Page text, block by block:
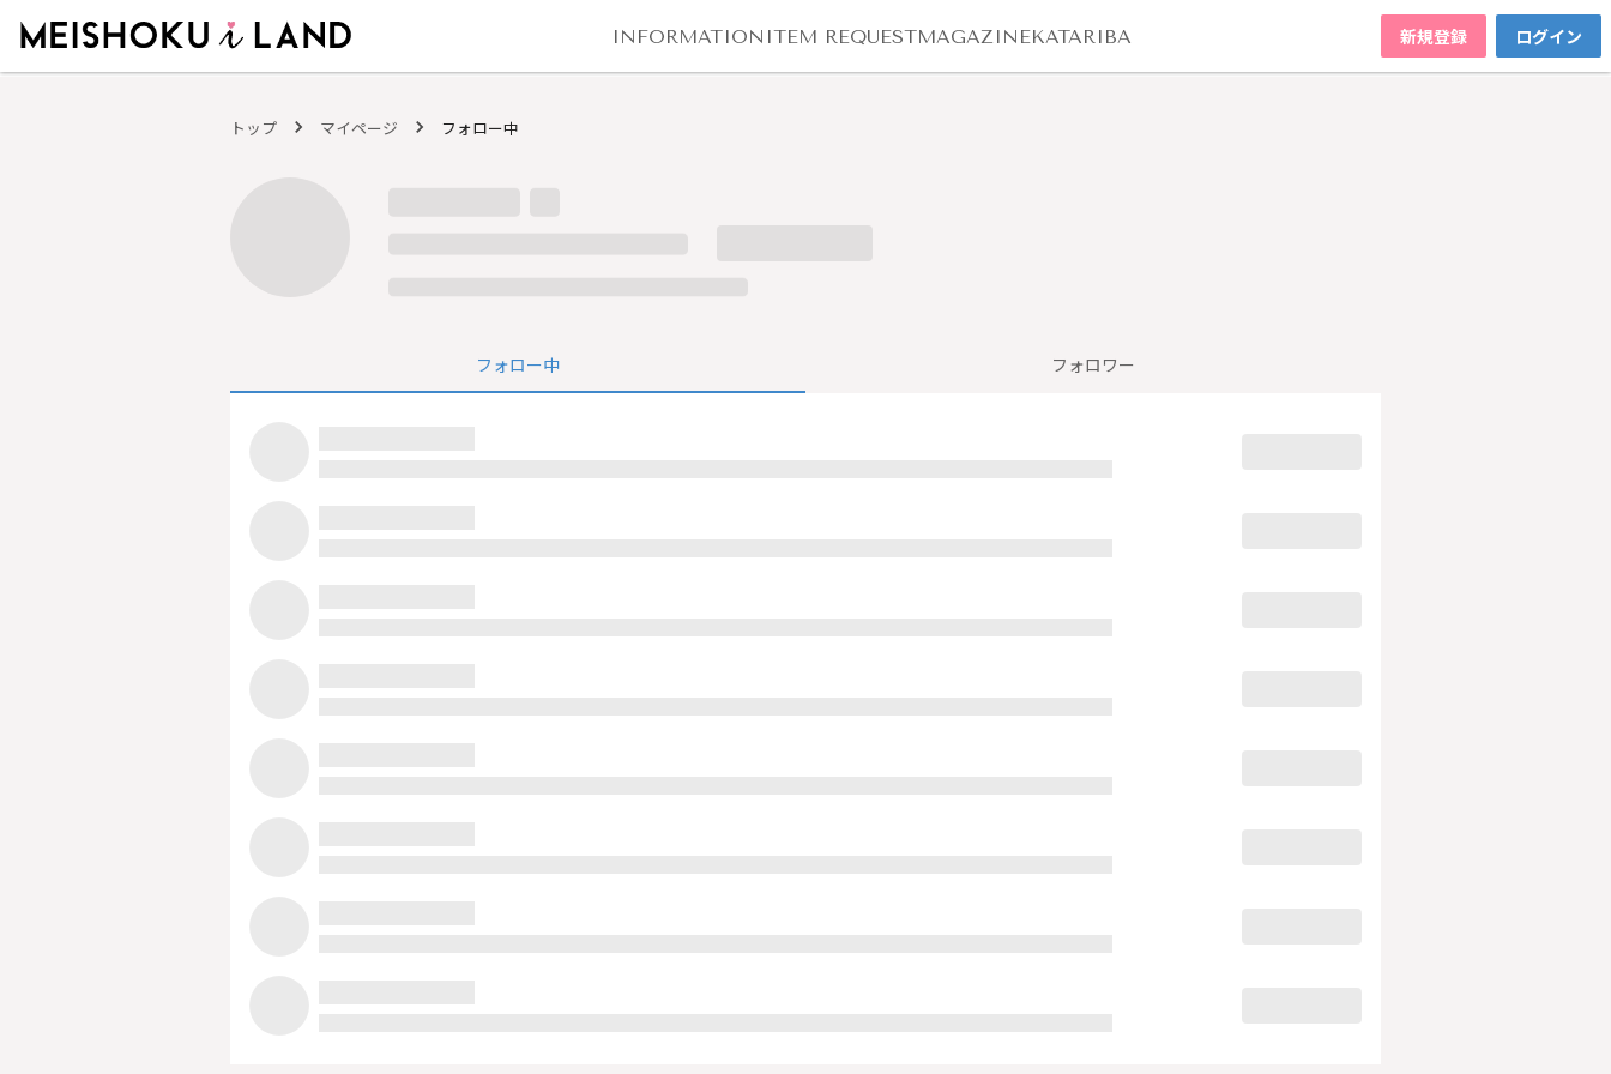
INFORMATION ITEM REQUESTMAGAZINEKATARIBA 新規登録 ログイン
トップ マイページ フォロー中
フォロー中 フォロワー